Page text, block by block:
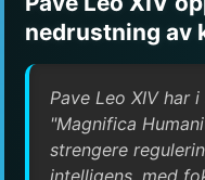
nedrustning av
Pave Leo XIV har
"Magnifica
strengere
intelligens, med